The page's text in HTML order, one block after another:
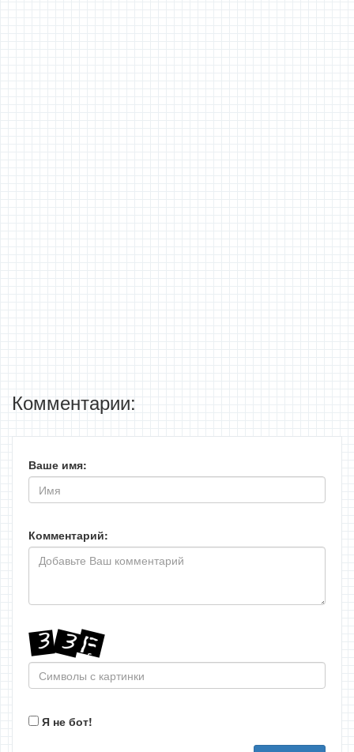
Комментарии:
Ваше имя:
Комментарий:
Я не бот!